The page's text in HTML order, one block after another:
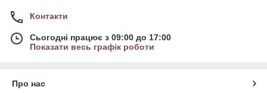
Контакти
Сьогодні працює з 09:00 до 17:00
Показати весь графік роботи
Про нас